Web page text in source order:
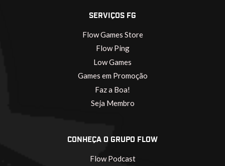
SERVIÇOS FG
Flow Games Store
Flow Ping
Low Games
Games em Promoção
Faz a Boa!
Seja Membro
CONHEÇA O GRUPO FLOW
Flow Podcast